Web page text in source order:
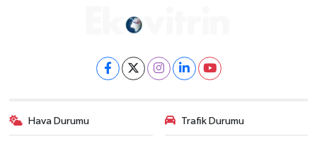
Hava Durumu Trafik Durumu